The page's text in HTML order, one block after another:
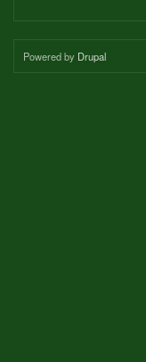
Powered by Drupal